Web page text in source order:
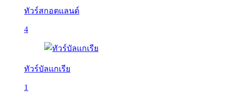
ทัวร์สกอตแลนด์
4
ทัวร์บัลเเกเรีย
1